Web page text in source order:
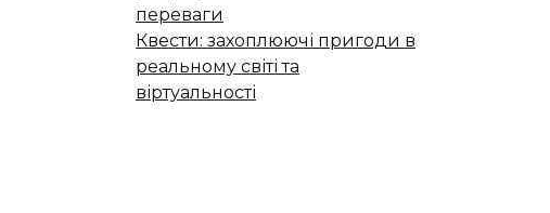
переваги
Квести: захоплюючі пригоди в
реальному світі та
віртуальності